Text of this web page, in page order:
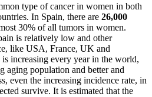
type of cancer in women in both
In Spain, there are 26,000
30% of all tumors in women.
is relatively low and other
like USA, France, UK and
increasing every year in the world,
aging population and better and
even the increasing incidence rate, in
survive. It is estimated that the